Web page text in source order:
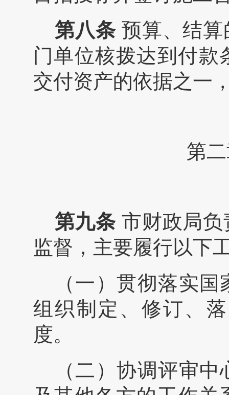
第八条 预算、结
门单位核拨达到付款
交付资产的依据之一
第
第九条 市财政局
监督，主要履行以下
（一）贯彻落实
组织制定、修订、
度。
（二）协调评审